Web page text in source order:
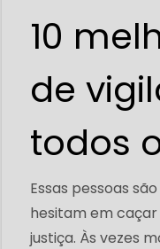
10
de
todos
Essas pessoas
hesitam em
justiça. Às vezes